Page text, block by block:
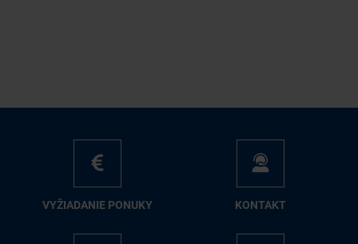
VY­ŽIA­DA­NIE PO­NU­KY KON­TAKT